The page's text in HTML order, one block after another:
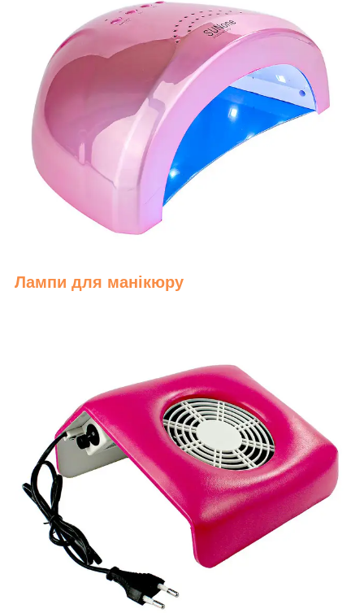
Лампи для манікюру